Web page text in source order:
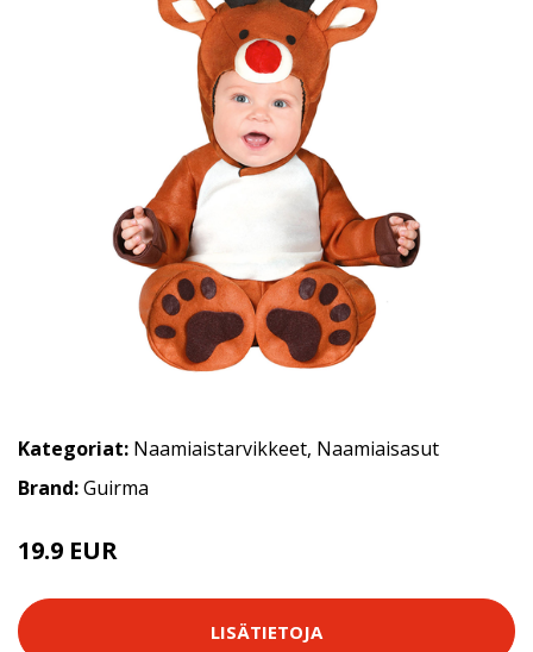
Kategoriat: Naamiaistarvikkeet, Naamiaisasut
Brand:Guirma
19.9 EUR
LISÄTIETOJA